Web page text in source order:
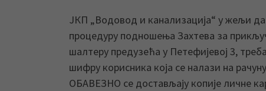
ЈКП „Водовод и канализација“ у жељи
процедуру подношења Захтева за
шалтеру предузећа у Петефијевој 3,
шифру корисника која се налази на
ОБАВЕЗНО се достављају копије личне